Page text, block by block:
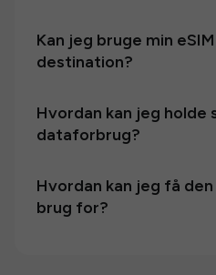
Kan jeg bruge min
destination?
Hvordan kan jeg holde
dataforbrug?
Hvordan kan jeg få
brug for?